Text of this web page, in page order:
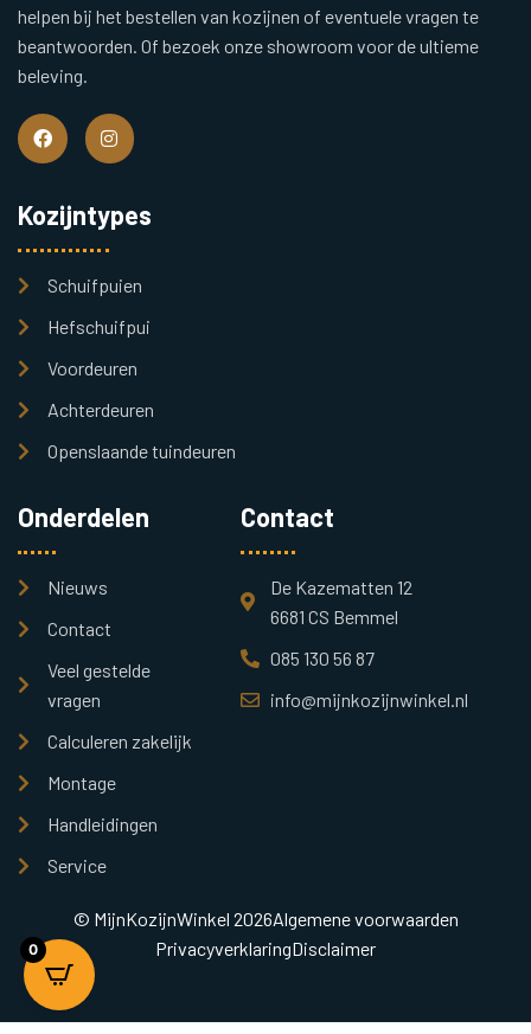
helpen bij het bestellen van kozijnen of eventuele vragen te
beantwoorden. Of bezoek onze showroom voor de ultieme
beleving.
Kozijntypes
Schuifpuien
Hefschuifpui
Voordeuren
Achterdeuren
Openslaande tuindeuren
Onderdelen
Nieuws
Contact
Veel gestelde
vragen
Calculeren zakelijk
Montage
Handleidingen
Service
Contact
De Kazematten 12
6681 CS Bemmel
085 130 56 87
info@mijnkozijnwinkel.nl
© MijnKozijnWinkel 2026Algemene voorwaarden
PrivacyverklaringDisclaimer
0